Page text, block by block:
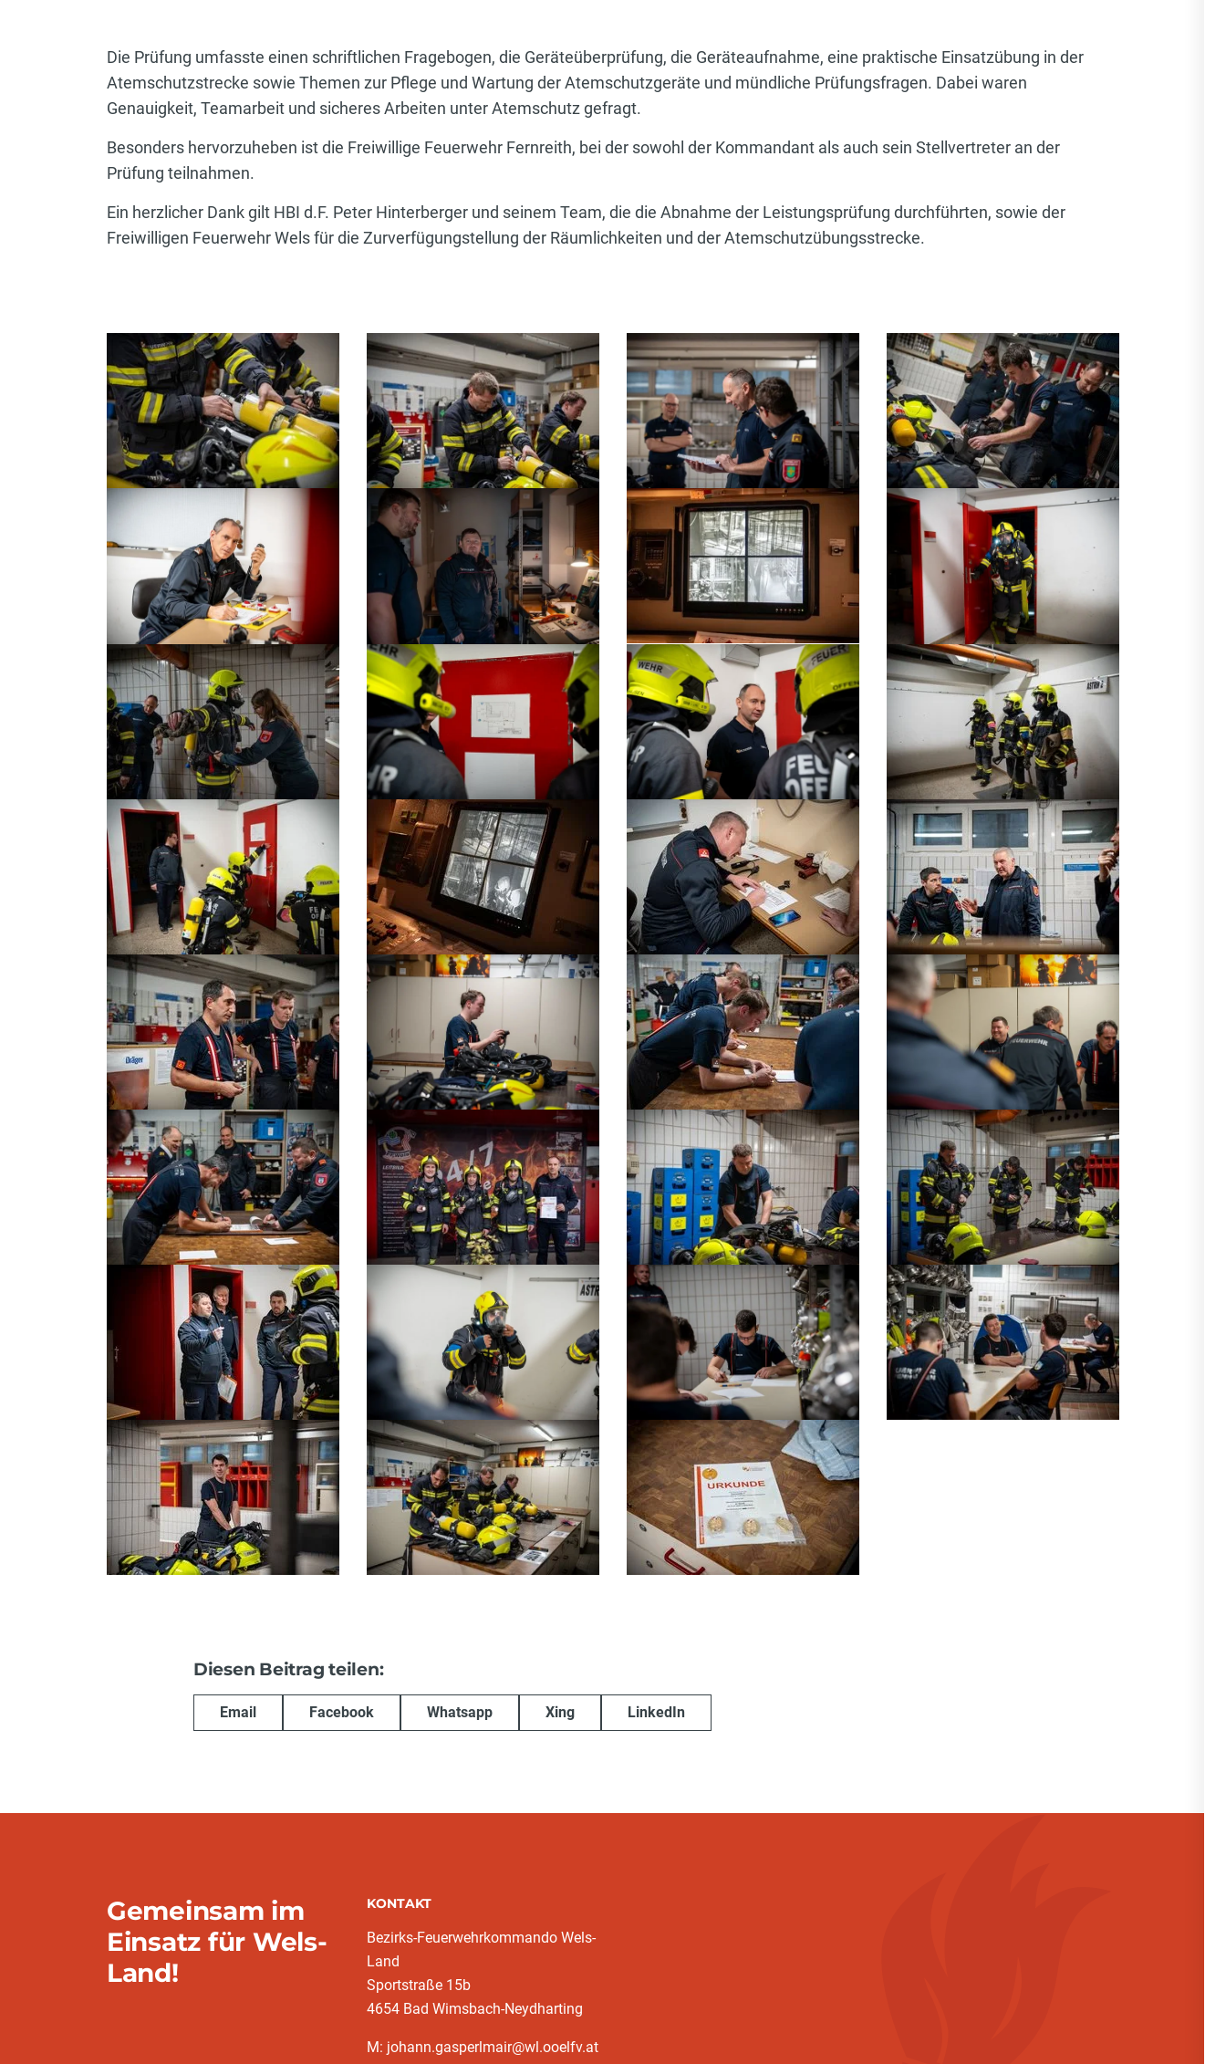
Die Prüfung umfasste einen schriftlichen Fragebogen, die Geräteüberprüfung, die Geräteaufnahme, eine praktische Einsatzübung in der
Atemschutzstrecke sowie Themen zur Pflege und Wartung der Atemschutzgeräte und mündliche Prüfungsfragen. Dabei waren
Genauigkeit, Teamarbeit und sicheres Arbeiten unter Atemschutz gefragt.
Besonders hervorzuheben ist die Freiwillige Feuerwehr Fernreith, bei der sowohl der Kommandant als auch sein Stellvertreter an der
Prüfung teilnahmen.
Ein herzlicher Dank gilt HBI d.F. Peter Hinterberger und seinem Team, die die Abnahme der Leistungsprüfung durchführten, sowie der
Freiwilligen Feuerwehr Wels für die Zurverfügungstellung der Räumlichkeiten und der Atemschutzübungsstrecke.
Diesen Beitrag teilen:
Email Facebook Whatsapp Xing LinkedIn
Gemeinsam im
Einsatz für Wels-
Land!
KONTAKT
Bezirks-Feuerwehrkommando Wels-
Land
Sportstraße 15b
4654 Bad Wimsbach-Neydharting
M: johann.gasperlmair@wl.ooelfv.at